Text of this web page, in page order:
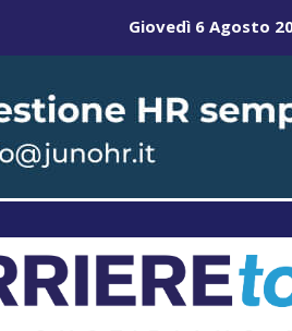
Giovedì 6 Agosto